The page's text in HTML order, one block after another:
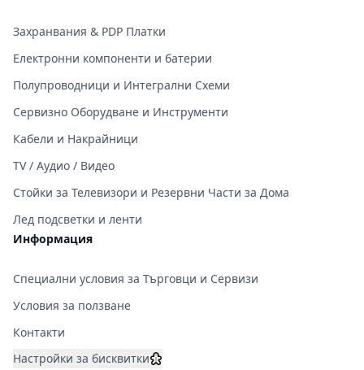
Захранвания & PDP Платки
Електронни компоненти и батерии
Полупроводници и Интегрални Схеми
Сервизно Оборудване и Инструменти
Кабели и Накрайници
TV / Аудио / Видео
Стойки за Телевизори и Резервни Части за Дома
Лед подсветки и ленти
Информация
Специални условия за Търговци и Сервизи
Условия за ползване
Контакти
Настройки за бисквитки